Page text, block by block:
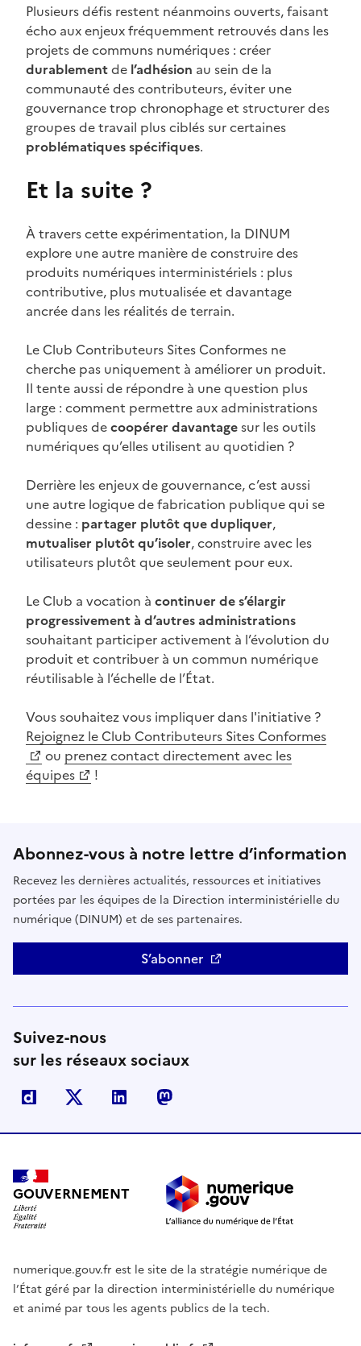
Plusieurs défis restent néanmoins ouverts, faisant
écho aux enjeux fréquemment retrouvés dans les
projets de communs numériques : créer
durablementde l’adhésion au sein de la
communauté des contributeurs, éviter une
gouvernance trop chronophage et structurer des
groupes de travail plus ciblés sur certaines
problématiques spécifiques.
Et la suite ?
À travers cette expérimentation, la DINUM
explore une autre manière de construire des
produits numériques interministériels : plus
contributive, plus mutualisée et davantage
ancrée dans les réalités de terrain.
Le Club Contributeurs Sites Conformes ne
cherche pas uniquement à améliorer un produit.
Il tente aussi de répondre à une question plus
large : comment permettre aux administrations
publiques decoopérer davantagesur les outils
numériques qu’elles utilisent au quotidien ?
Derrière les enjeux de gouvernance, c’est aussi
une autre logique de fabrication publique qui se
dessine : partager plutôt que dupliquer,
mutualiser plutôt qu’isoler, construire avec les
utilisateurs plutôt que seulement pour eux.
Le Club a vocation à continuer de s’élargir
progressivement à d’autres administrations
souhaitant participer activement à l’évolution du
produit et contribuer à un commun numérique
réutilisable à l’échelle de l’État.
Vous souhaitez vous impliquer dans l'initiative ?
(Ouvre une nouvelle fenêtre)
Rejoignez le Club Contributeurs Sites Conformes
ou
(Ouvre une nouvelle fenêtre)
prenez contact directement avec les
équipes
!
Abonnez-vous à notre lettre d’information
Recevez les dernières actualités, ressources et initiatives
portées par les équipes de la Direction interministérielle du
numérique (DINUM) et de ses partenaires.
S’abonner
Suivez-nous
sur les réseaux sociaux
Dailymotion Linkedin
GOUVERNEMENT
numerique.gouv.fr est le site de la stratégie numérique de
l’État géré par la direction interministérielle du numérique
et animé par tous les agents publics de la tech.